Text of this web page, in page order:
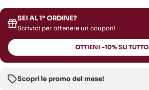
SEI AL 1° ORDINE?
Scrivici per ottenere un coupon!
OTTIENI -10% SU TUTTO
Scopri le promo del mese!